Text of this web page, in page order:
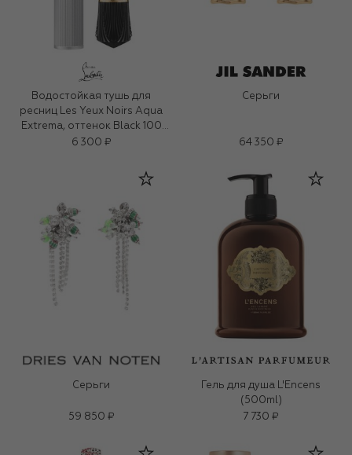
Водостойкая тушь для
ресниц Les Yeux Noirs Aqua
Extrema, оттенок Black 100
(7ml)
6 300 ₽
Серьги
64 350 ₽
Серьги
59 850 ₽
Гель для душа L'Encens
(500ml)
7 730 ₽